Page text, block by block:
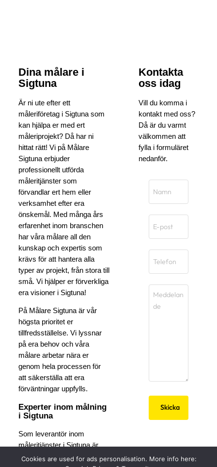
Dina målare i
Sigtuna
Är ni ute efter ett
måleriföretag i Sigtuna som
kan hjälpa er med ert
måleriprojekt? Då har ni
hittat rätt! Vi på Målare
Sigtuna erbjuder
professionellt utförda
måleritjänster som
förvandlar ert hem eller
verksamhet efter era
önskemål. Med många års
erfarenhet inom branschen
har våra målare all den
kunskap och expertis som
krävs för att hantera alla
typer av projekt, från stora till
små. Vi hjälper er förverkliga
era visioner i Sigtuna!
På Målare Sigtuna är vår
högsta prioritet er
tillfredsställelse. Vi lyssnar
på era behov och våra
målare arbetar nära er
genom hela processen för
att säkerställa att era
förväntningar uppfylls.
Experter inom målning
i Sigtuna
Som leverantör inom
måleritjänster i Sigtuna är
vårt mål att skapa platser
Kontakta
oss idag
Vill du komma i
kontakt med oss?
Då är du varmt
välkommen att
fylla i formuläret
nedanför.
Cookies are used for ads personalisation. More info here: